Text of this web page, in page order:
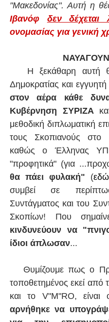
"Μακεδονίας". Αυτή η
Ιβανόφ δεν δέχεται
ονομασίας για γενική
Η ξεκάθαρη αυτή
Δημοκρατίας και
στον αέρα κάθε
Κυβέρνηση ΣΥΡΙΖΑ
μεθοδική διπλωματική
τους Σκοπιανούς στο
καθώς ο Έλληνας
"προφητικά" (για
θα πάει φυλακή" (εδώ
συμβεί σε
Συντάγματος και του
Σκοπίων! Που
κινδυνεύουν να
ίδιοι άπλωσαν...
Θυμίζουμε πως ο
τοποθετημένος εκεί από
και το V"M"RO, είναι
αρνήθηκε να